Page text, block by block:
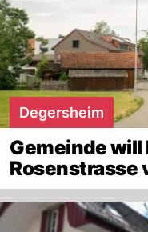
Degersheim
Gemeinde will
Rosenstrasse